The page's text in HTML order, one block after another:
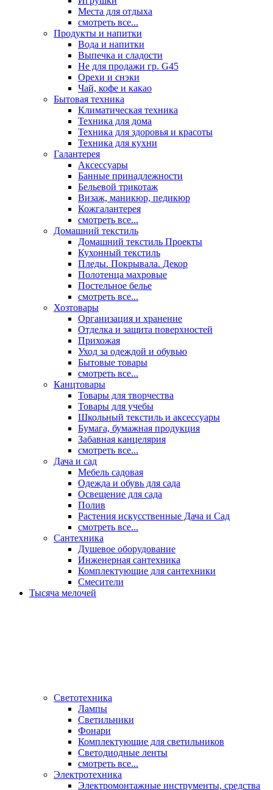
Места для отдыха
смотреть все...
Продукты и напитки
Вода и напитки
Выпечка и сладости
Не для продажи гр. G45
Орехи и снэки
Чай, кофе и какао
Бытовая техника
Климатическая техника
Техника для дома
Техника для здоровья и красоты
Техника для кухни
Галантерея
Аксессуары
Банные принадлежности
Бельевой трикотаж
Визаж, маникюр, педикюр
Кожгалантерея
смотреть все...
Домашний текстиль
Домашний текстиль Проекты
Кухонный текстиль
Пледы. Покрывала. Декор
Полотенца махровые
Постельное белье
смотреть все...
Хозтовары
Организация и хранение
Отделка и защита поверхностей
Прихожая
Уход за одеждой и обувью
Бытовые товары
смотреть все...
Канцтовары
Товары для творчества
Товары для учебы
Школьный текстиль и аксессуары
Бумага, бумажная продукция
Забавная канцелярия
смотреть все...
Дача и сад
Мебель садовая
Одежда и обувь для сада
Освещение для сада
Полив
Растения искусственные Дача и Сад
смотреть все...
Сантехника
Душевое оборудование
Инженерная сантехника
Комплектующие для сантехники
Смесители
Тысяча мелочей
Светотехника
Лампы
Светильники
Фонари
Комплектующие для светильников
Светодиодные ленты
смотреть все...
Электротехника
Электромонтажные инструменты, средства